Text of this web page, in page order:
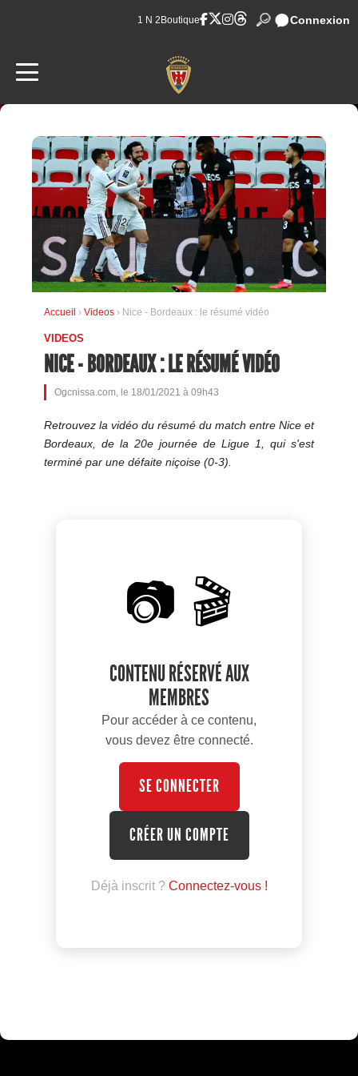
1 N 2 Boutique Connexion
Accueil › Videos › Nice - Bordeaux : le résumé vidéo
VIDEOS
NICE - BORDEAUX : LE RÉSUMÉ VIDÉO
Ogcnissa.com, le 18/01/2021 à 09h43
Retrouvez la vidéo du résumé du match entre Nice et
Bordeaux, de la 20e journée de Ligue 1, qui s'est
terminé par une défaite niçoise (0-3).
📷 🎬
CONTENU RÉSERVÉ AUX
MEMBRES
Pour accéder à ce contenu,
vous devez être connecté.
SE CONNECTER
CRÉER UN COMPTE
Déjà inscrit ? Connectez-vous !